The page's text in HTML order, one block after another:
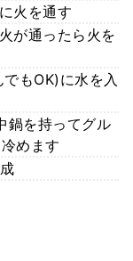
火を通す
が通ったら火を
もOK)に水を入
鍋を持ってグル
めます